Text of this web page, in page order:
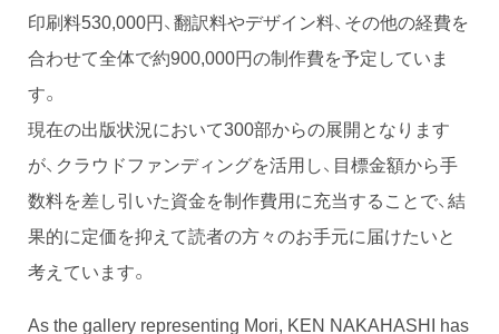
印刷料530,000円、翻訳料やデザイン料、その他の経費を
合わせて全体で約900,000円の制作費を予定していま
す。
現在の出版状況において300部からの展開となります
が、クラウドファンディングを活用し、目標金額から手
数料を差し引いた資金を制作費用に充当することで、結
果的に定価を抑えて読者の方々のお手元に届けたいと
考えています。
As the gallery representing Mori, KEN NAKAHASHI has